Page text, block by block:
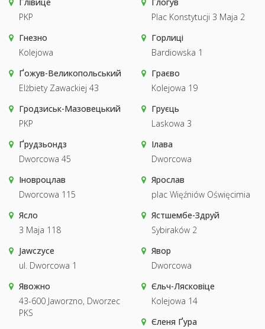
PKP
Plac Konstytucji 3 Maja 2
Гнезно
Kolejowa
Горлиці
Bardiowska 1
Ґожув-Великопольський
Elżbiety Zawackiej 43
Граєво
Kolejowa 19
Гродзиськ-Мазовецький
PKP
Груєць
Laskowa 3
Ґрудзьондз
Dworcowa 45
Ілава
Dworcowa
Іновроцлав
Dworcowa 115
Ярослав
plac Więźniów Oświęcimia
Ясло
3 Maja 118
Ястшембе-Здруй
Sybiraków 2
Jawczyce
ul. Dworcowa 1
Явор
Dworcowa
Явожно
43-600 Jaworzno, Dworzec
PKS
Єльч-Лясковіце
Kolejowa 14
Єленя Ґура